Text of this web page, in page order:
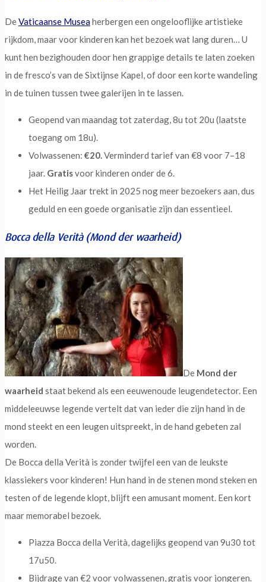
DeVaticaanse Museaherbergen een ongelooflijke artistieke
rijkdom, maar voor kinderen kan het bezoek wat lang duren… U
kunt hen bezighouden door hen grappige details te laten zoeken
in de fresco’s van de Sixtijnse Kapel, of door een korte wandeling
in de tuinen tussen twee galerijen in te lassen.
Geopend van maandag tot zaterdag, 8u tot 20u (laatste
toegang om 18u).
Volwassenen: €20.Verminderd tarief van €8 voor 7–18
jaar. Gratisvoor kinderen onder de 6.
Het Heilig Jaar trekt in 2025 nog meer bezoekers aan, dus
geduld en een goede organisatie zijn dan essentieel.
Bocca della Verità (Mond der waarheid)
De Mond der
waarheid staat bekend als een eeuwenoude leugendetector. Een
middeleeuwse legende vertelt dat van ieder die zijn hand in de
mond steekt en een leugen uitspreekt, in de hand gebeten zal
worden.
De Bocca della Verità is zonder twijfel een van de leukste
klassiekers voor kinderen! Hun hand in de stenen mond steken en
testen of de legende klopt, blijft een amusant moment. Een kort
maar memorabel bezoek.
Piazza Bocca della Verità, dagelijks geopend van 9u30 tot
17u50.
Bijdrage van €2 voor volwassenen, gratis voor jongeren.